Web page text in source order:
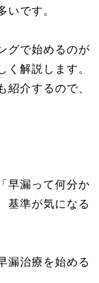
いです。
グで始めるのが
く解説します。
紹介するので、
早漏って何分か
基準が気になる
漏治療を始める